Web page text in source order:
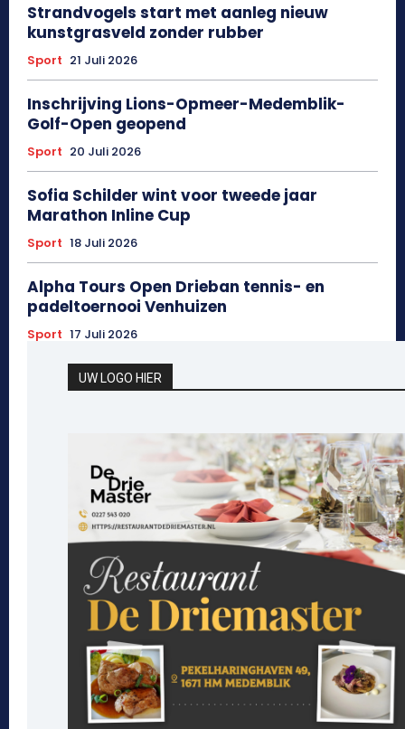
Strandvogels start met aanleg nieuw
kunstgrasveld zonder rubber
Sport 21 Juli 2026
Inschrijving Lions-Opmeer-Medemblik-
Golf-Open geopend
Sport 20 Juli 2026
Sofia Schilder wint voor tweede jaar
Marathon Inline Cup
Sport 18 Juli 2026
Alpha Tours Open Drieban tennis- en
padeltoernooi Venhuizen
Sport 17 Juli 2026
UW LOGO HIER